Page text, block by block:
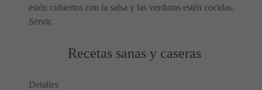
estén cubiertos con la salsa y las verduras estén cocidas.
Servir.
Recetas sanas y caseras
Detalles